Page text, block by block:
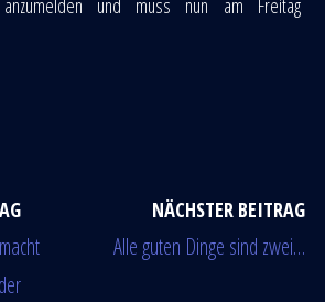
und muss nun am Freitag
NÄCHSTER BEITRAG
Alle guten Dinge sind zwei…